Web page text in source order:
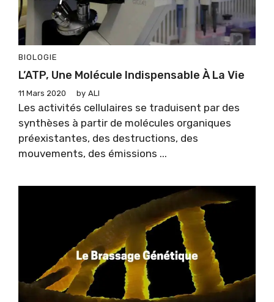
BIOLOGIE
L’ATP, Une Molécule Indispensable À La Vie
11 Mars 2020 by ALI
Les activités cellulaires se traduisent par des
synthèses à partir de molécules organiques
préexistantes, des destructions, des
mouvements, des émissions ...